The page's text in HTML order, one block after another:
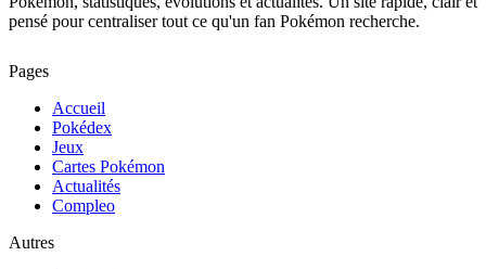
pensé pour centraliser tout ce qu'un fan Pokémon recherche.
Pages
Accueil
Pokédex
Jeux
Cartes Pokémon
Actualités
Compleo
Autres